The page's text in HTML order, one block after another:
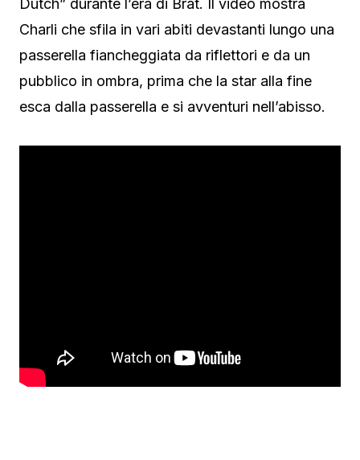
Dutch” durante l’era di Brat. Il video mostra
Charli che sfila in vari abiti devastanti lungo una
passerella fiancheggiata da riflettori e da un
pubblico in ombra, prima che la star alla fine
esca dalla passerella e si avventuri nell’abisso.